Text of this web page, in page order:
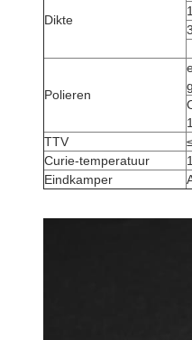
Dikte
Polieren
TTV
Curie-temperatuur
Eindkamper